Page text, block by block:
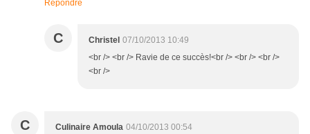
Répondre
C Christel 07/10/2013 10:49
<br /> <br /> Ravie de ce succès!<br /> <br /> <br />
<br />
C Culinaire Amoula 04/10/2013 00:54